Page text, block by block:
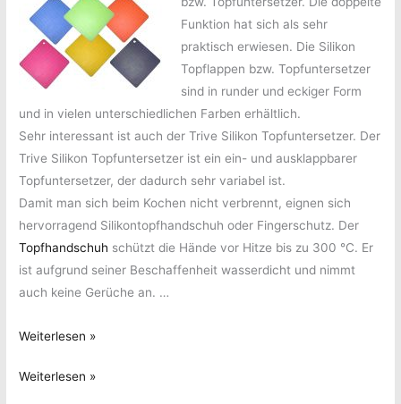
Funktion hat sich als sehr
praktisch erwiesen. Die Silikon
Topflappen bzw. Topfuntersetzer
sind in runder und eckiger Form
und in vielen unterschiedlichen Farben erhältlich.
Sehr interessant ist auch der Trive Silikon Topfuntersetzer. Der
Trive Silikon Topfuntersetzer ist ein ein- und ausklappbarer
Topfuntersetzer, der dadurch sehr variabel ist.
Damit man sich beim Kochen nicht verbrennt, eignen sich
hervorragend Silikontopfhandschuh oder Fingerschutz. Der
Topfhandschuh schützt die Hände vor Hitze bis zu 300 °C. Er
ist aufgrund seiner Beschaffenheit wasserdicht und nimmt
auch keine Gerüche an. …
Küchenhelfer
Silikon
Weiterlesen »
Küchenhelfer
Weiterlesen »